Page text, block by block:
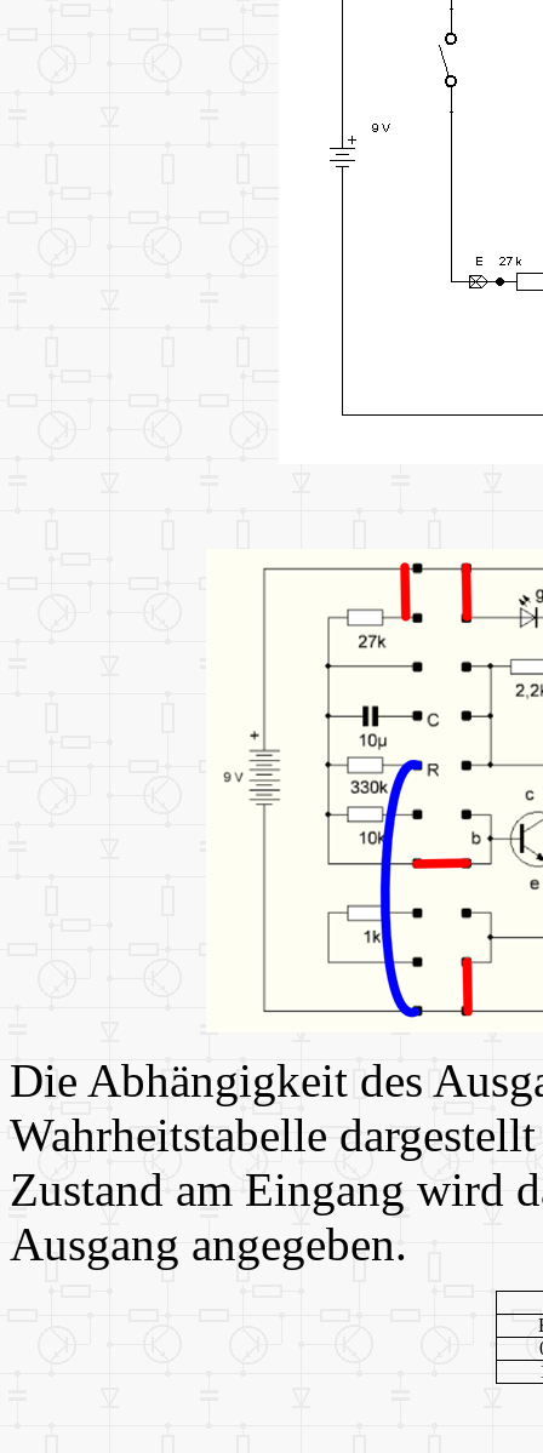
Die Abhängigkeit des
Wahrheitstabelle
Zustand am Eingang wird
Ausgang angegeben.